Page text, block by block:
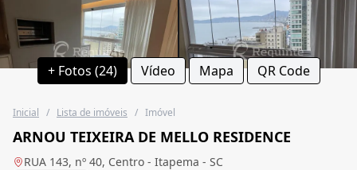
+ Fotos (24) Vídeo Mapa QR Code
Inicial / Lista de imóveis / Imóvel
ARNOU TEIXEIRA DE MELLO RESIDENCE
RUA 143, nº 40, Centro - Itapema - SC